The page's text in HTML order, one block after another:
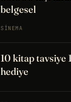
belgesel
SINEMA
10 kitap
hediye